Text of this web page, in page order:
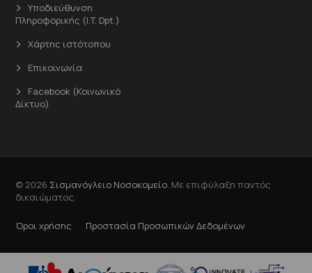
Υποδιεύθυνση
Πληροφορικής (I.T. Dpt.)
Χάρτης ιστότοπου
Επικοινωνία
Facebook (Κοινωνικό
Δίκτυο)
© 2026 Σισμανόγλειο Νοσοκομείο . Με επιφύλαξη παντός
δικαιώματος.
Όροι χρήσης Προστασία Προσωπικών Δεδομένων